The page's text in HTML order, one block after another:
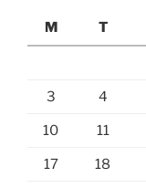
M
T
3 4
10 11
17 18